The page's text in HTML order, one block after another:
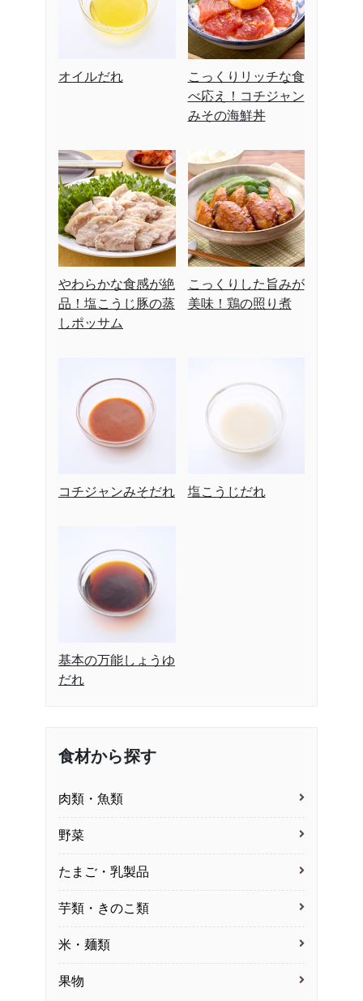
オイルだれ
こっくりリッチな食
べ応え！コチジャン
みその海鮮丼
やわらかな食感が絶
品！塩こうじ豚の蒸
しポッサム
こっくりした旨みが
美味！鶏の照り煮
コチジャンみそだれ 塩こうじだれ
基本の万能しょうゆ
だれ
食材から探す
肉類・魚類
野菜
たまご・乳製品
芋類・きのこ類
米・麺類
果物